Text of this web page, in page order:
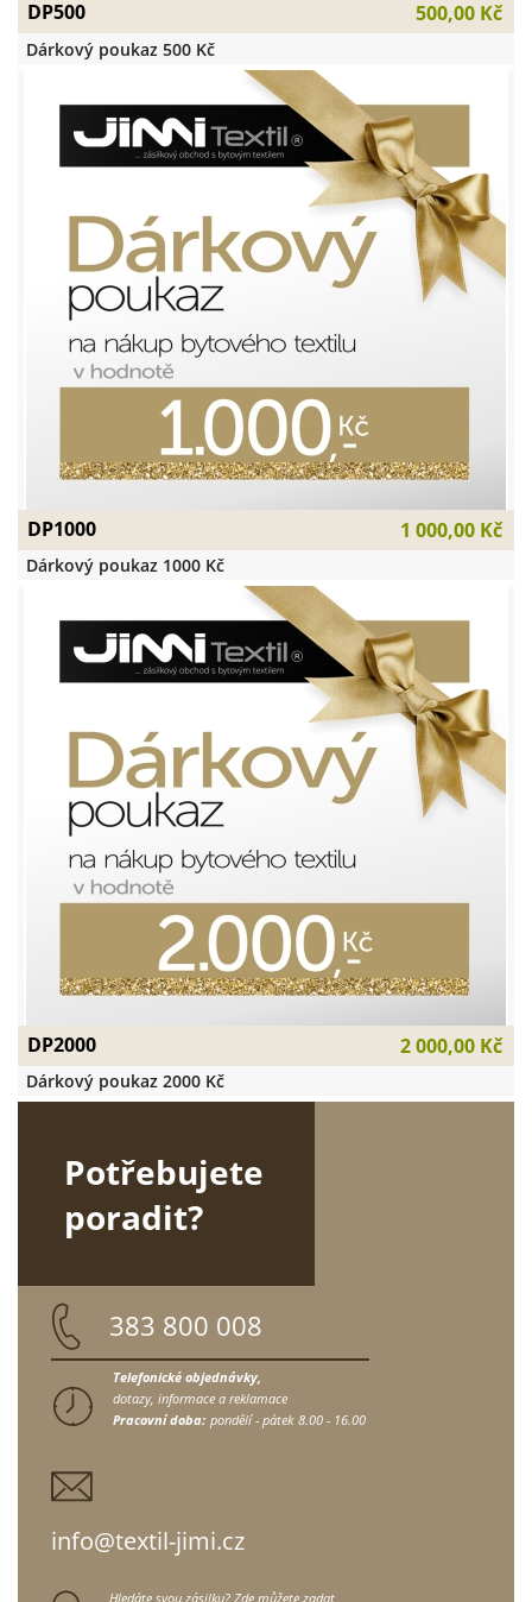
DP500 500,00 Kč
Dárkový poukaz 500 Kč
DP1000 1 000,00 Kč
Dárkový poukaz 1000 Kč
DP2000 2 000,00 Kč
Dárkový poukaz 2000 Kč
Potřebujete
poradit?
383 800 008
Telefonické objednávky,
dotazy, informace a reklamace
Pracovní doba: pondělí - pátek 8.00 - 16.00
info@textil-jimi.cz
Hledáte svou zásilku? Zde můžete zadat